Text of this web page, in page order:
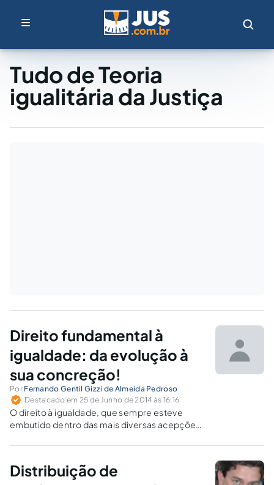
Tudo de Teoria
igualitária da Justiça
Direito fundamental à
igualdade: da evolução à
sua concreção!
Por Fernando Gentil Gizzi de Almeida Pedroso
Destacado em 25 de Junho de 2014 às 16:16
O direito à igualdade, que sempre esteve
embutido dentro das mais diversas acepções
tratamento justo por intermédio de um
Distribuição de